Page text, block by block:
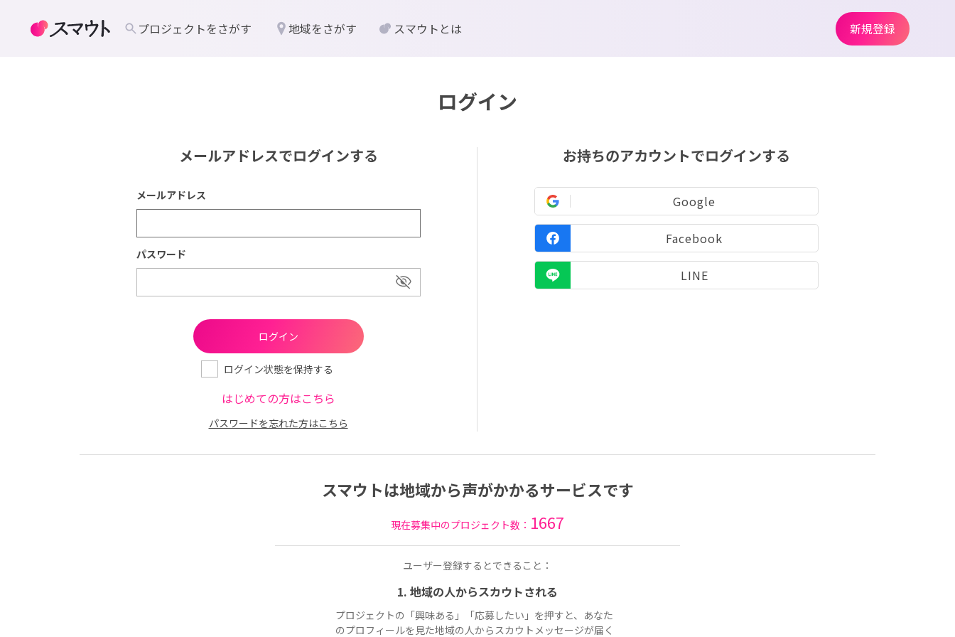
ログイン
メールアドレスでログインする
メールアドレス
パスワード
ログイン状態を保持する
はじめての方はこちら
パスワードを忘れた方はこちら
お持ちのアカウントでログインする
Google
Facebook
LINE
スマウトは地域から声がかかるサービスです
現在募集中のプロジェクト数： 1667
ユーザー登録するとできること：
1. 地域の人からスカウトされる
プロジェクトの「興味ある」「応募したい」を押すと、あなた
のプロフィールを見た地域の人からスカウトメッセージが届く
プロジェクトをさがす 地域をさがす スマウトとは 新規登録